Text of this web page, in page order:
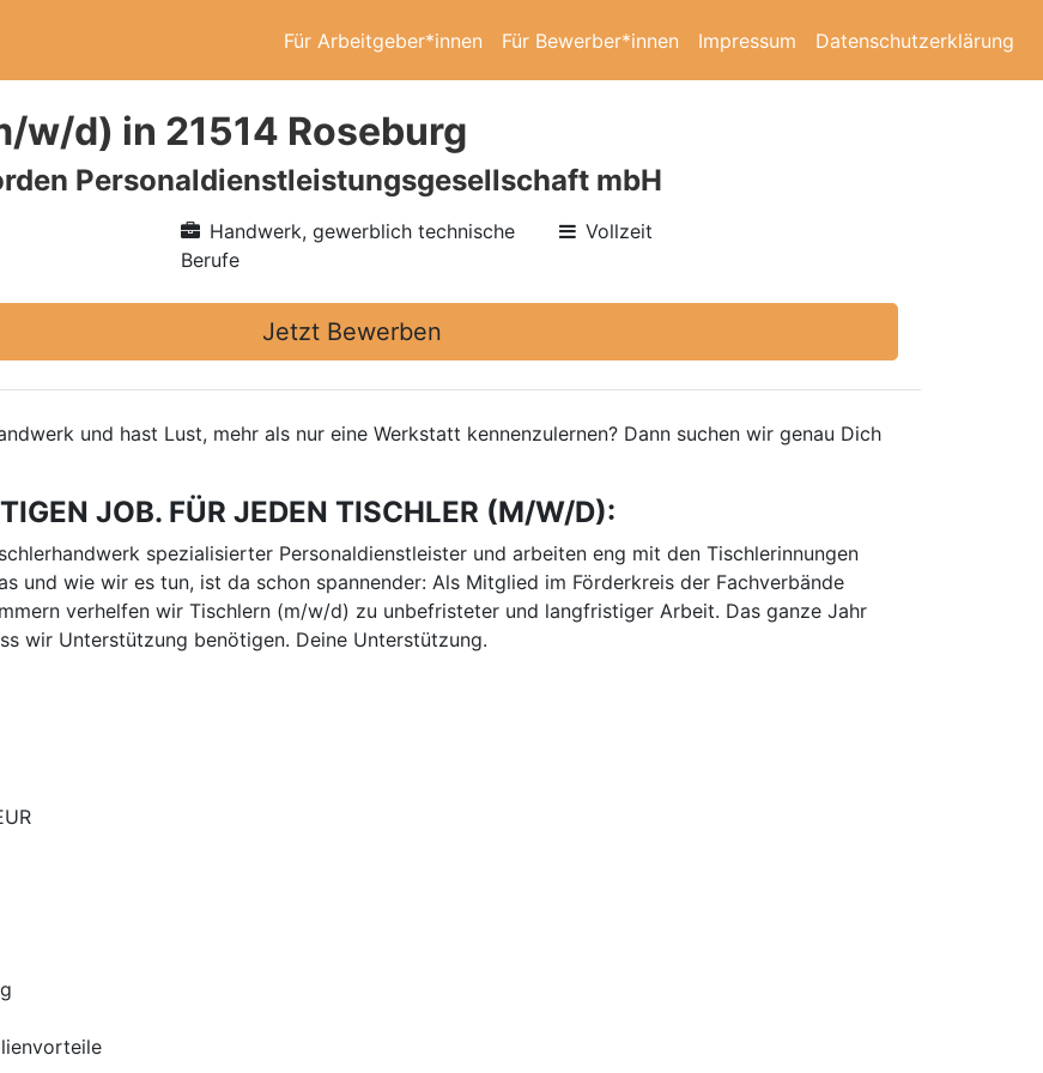
Für Arbeitgeber*innen Für Bewerber*innen Impressum Datenschutzerklärung
w/d) in 21514 Roseburg
Personaldienstleistungsgesellschaft mbH
Handwerk, gewerblich technische
Berufe
Vollzeit
Jetzt Bewerben
und hast Lust, mehr als nur eine Werkstatt kennenzulernen? Dann suchen wir genau Dich
JOB. FÜR JEDEN TISCHLER (M/W/D):
spezialisierter Personaldienstleister und arbeiten eng mit den Tischlerinnungen
und wie wir es tun, ist da schon spannender: Als Mitglied im Förderkreis der Fachverbände
verhelfen wir Tischlern (m/w/d) zu unbefristeter und langfristiger Arbeit. Das ganze Jahr
wir Unterstützung benötigen. Deine Unterstützung.